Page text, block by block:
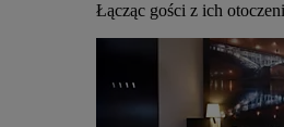
Łącząc gości z ich